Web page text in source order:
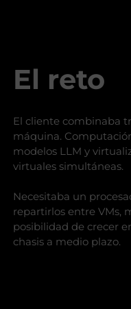
El reto
El cliente combinaba
máquina.
modelos LLM y
virtuales simultáneas.
Necesitaba un
repartirlos entre VMs,
posibilidad de crecer
chasis a medio plazo.